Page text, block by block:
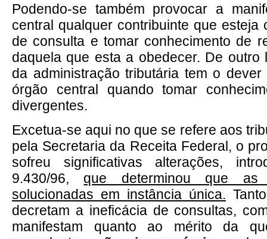
Podendo-se também provocar a
central qualquer contribuinte que esteja
de consulta e tomar conhecimento de
daquela que esta a obedecer. De outro
da administração tributária tem o
órgão central quando tomar
divergentes.
Excetua-se aqui no que se refere aos
pela Secretaria da Receita Federal, o
sofreu significativas alterações,
9.430/96, que determinou que as
solucionadas em instância única.
decretam a ineficácia de consultas,
manifestam quanto ao mérito da